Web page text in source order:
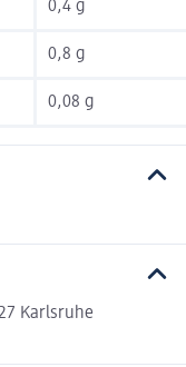
0,4 g
0,8 g
0,08 g
Karlsruhe